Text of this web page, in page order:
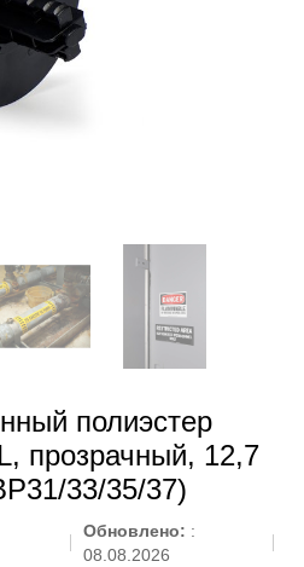
полиэстер
прозрачный, 12,7
33/35/37)
Обновлено: :
08.08.2026